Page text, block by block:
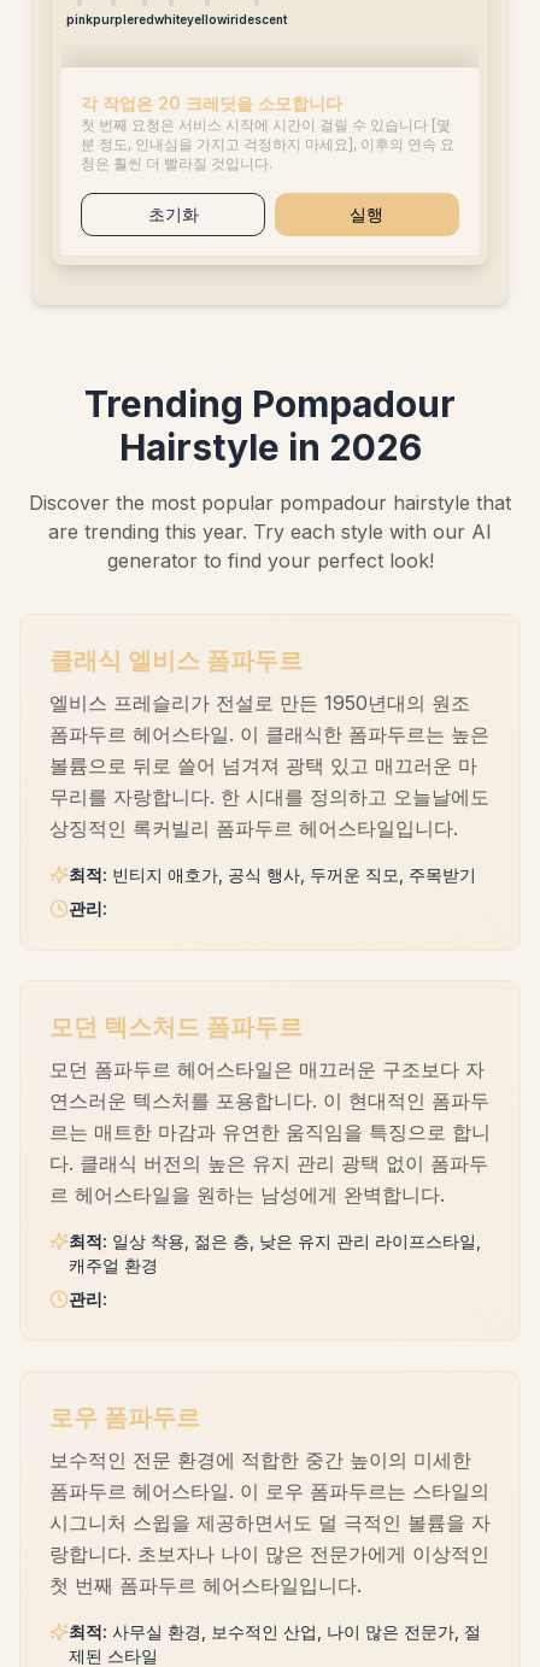
pinkpurpleredwhiteyellowiridescent
각 작업은 20 크레딧을 소모합니다
첫 번째 요청은 서비스 시작에 시간이 걸릴 수 있습니다 [몇
분 정도, 인내심을 가지고 걱정하지 마세요], 이후의 연속 요
청은 훨씬 더 빨라질 것입니다.
초기화 실행
Trending Pompadour
Hairstyle in 2026
Discover the most popular pompadour hairstyle that
are trending this year. Try each style with our AI
generator to find your perfect look!
클래식 엘비스 폼파두르
엘비스 프레슬리가 전설로 만든 1950년대의 원조
폼파두르 헤어스타일. 이 클래식한 폼파두르는 높은
볼륨으로 뒤로 쓸어 넘겨져 광택 있고 매끄러운 마
무리를 자랑합니다. 한 시대를 정의하고 오늘날에도
상징적인 록커빌리 폼파두르 헤어스타일입니다.
최적: 빈티지 애호가, 공식 행사, 두꺼운 직모, 주목받기
관리:
모던 텍스처드 폼파두르
모던 폼파두르 헤어스타일은 매끄러운 구조보다 자
연스러운 텍스처를 포용합니다. 이 현대적인 폼파두
르는 매트한 마감과 유연한 움직임을 특징으로 합니
다. 클래식 버전의 높은 유지 관리 광택 없이 폼파두
르 헤어스타일을 원하는 남성에게 완벽합니다.
최적: 일상 착용, 젊은 층, 낮은 유지 관리 라이프스타일,
캐주얼 환경
관리:
로우 폼파두르
보수적인 전문 환경에 적합한 중간 높이의 미세한
폼파두르 헤어스타일. 이 로우 폼파두르는 스타일의
시그니처 스윕을 제공하면서도 덜 극적인 볼륨을 자
랑합니다. 초보자나 나이 많은 전문가에게 이상적인
첫 번째 폼파두르 헤어스타일입니다.
최적: 사무실 환경, 보수적인 산업, 나이 많은 전문가, 절
제된 스타일